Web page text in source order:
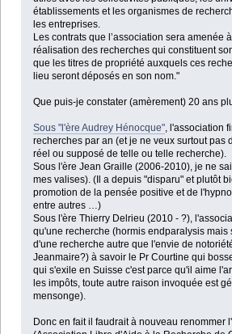
établissements et les organismes de
les entreprises.
Les contrats que l’association sera amenée
réalisation des recherches qui constituent
que les titres de propriété auxquels ces
lieu seront déposés en son nom."
Que puis-je constater (amèrement) 20 ans
Sous "l'ère Audrey Hénocque", l'association
recherches par an (et je ne veux surtout pas
réel ou supposé de telle ou telle recherche).
Sous l'ère Jean Graille (2006-2010), je ne
mes valises). (Il a depuis "disparu" et plutôt
promotion de la pensée positive et de
entre autres …)
Sous l'ère Thierry Delrieu (2010 - ?),
qu'une recherche (hormis endparalysis mais
d'une recherche autre que l'envie de
Jeanmaire?) à savoir le Pr Courtine qui
qui s'exile en Suisse c'est parce qu'il aime
les impôts, toute autre raison invoquée est
mensonge).
Donc en fait il faudrait à nouveau renommer